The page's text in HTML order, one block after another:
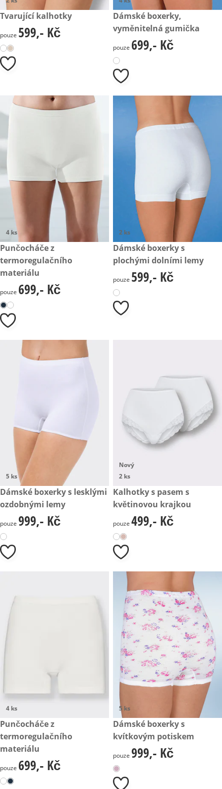
599,- Kč
Tvarující kalhotky
599,- Kč
pouze 599,- Kč
699,- Kč
Dámské boxerky,
vyměnitelná gumička
699,- Kč
pouze 699,- Kč
4 ks
699,- Kč
Punčocháče z
termoregulačního
materiálu
699,- Kč
pouze 699,- Kč
2 ks
599,- Kč
Dámské boxerky s
plochými dolními lemy
599,- Kč
pouze 599,- Kč
5 ks
999,- Kč
Dámské boxerky s lesklými
ozdobnými lemy
999,- Kč
pouze 999,- Kč
Nový
2 ks
499,- Kč
Kalhotky s pasem s
květinovou krajkou
499,- Kč
pouze 499,- Kč
4 ks
699,- Kč
Punčocháče z
termoregulačního
materiálu
699,- Kč
pouze 699,- Kč
5 ks
999,- Kč
Dámské boxerky s
kvítkovým potiskem
999,- Kč
pouze 999,- Kč